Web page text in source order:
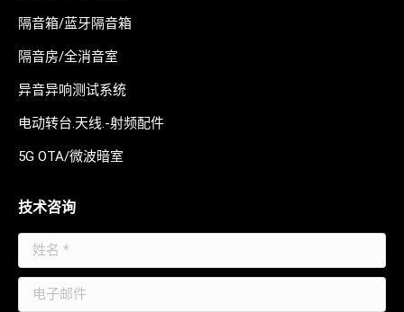
隔音箱/蓝牙隔音箱
隔音房/全消音室
异音异响测试系统
电动转台.天线.-射频配件
5G OTA/微波暗室
技术咨询
姓名 *
电子邮件